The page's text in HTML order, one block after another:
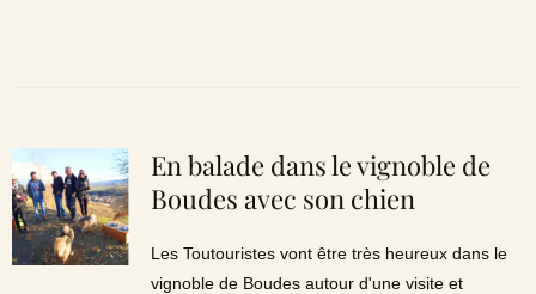
En balade dans le vignoble de
Boudes avec son chien
Les Toutouristes vont être très heureux dans le
vignoble de Boudes autour d'une visite et